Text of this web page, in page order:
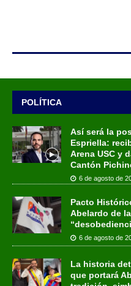
POLÍTICA
Así será la
Espriella:
Arena USC y
Cantón
6 de agosto de
Pacto
Abelardo de
6 de agosto de
La historia
que portará